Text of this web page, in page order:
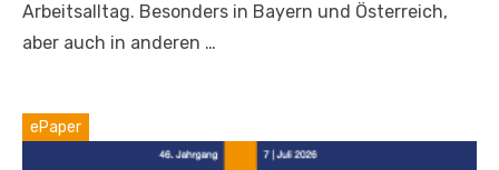
Arbeitsalltag. Besonders in Bayern und Österreich,
aber auch in anderen …
ePaper